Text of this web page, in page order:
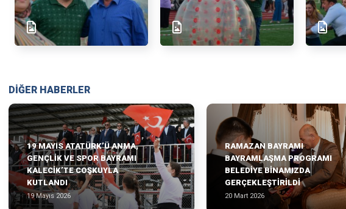
DİĞER HABERLER
19 MAYIS ATATÜRK’Ü ANMA,
GENÇLIK VE SPOR BAYRAMI
KALECIK’TE COŞKUYLA
KUTLANDI
19 Mayıs 2026
RAMAZAN BAYRAMI
BAYRAMLAŞMA PROGRAMI
BELEDIYE BINAMIZDA
GERÇEKLEŞTIRILDI
20 Mart 2026